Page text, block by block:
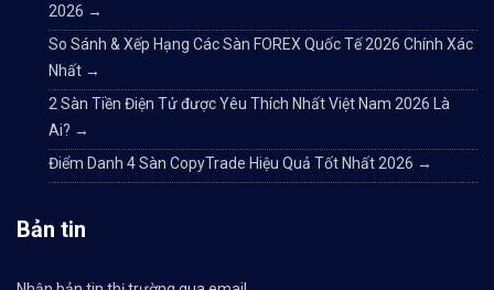
2026 →
So Sánh & Xếp Hạng Các Sàn FOREX Quốc Tế 2026 Chính Xác
Nhất →
2 Sàn Tiền Điện Tử được Yêu Thích Nhất Việt Nam 2026 Là
Ai? →
Điểm Danh 4 Sàn CopyTrade Hiệu Quả Tốt Nhất 2026 →
Bản tin